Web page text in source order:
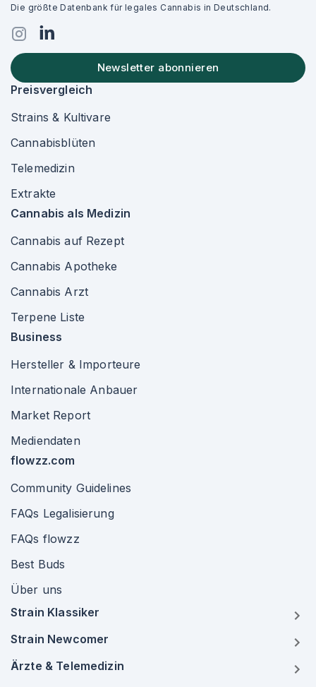
Die größte Datenbank für legales Cannabis in Deutschland.
Newsletter abonnieren
Preisvergleich
Strains & Kultivare
Cannabisblüten
Telemedizin
Extrakte
Cannabis als Medizin
Cannabis auf Rezept
Cannabis Apotheke
Cannabis Arzt
Terpene Liste
Business
Hersteller & Importeure
Internationale Anbauer
Market Report
Mediendaten
flowzz.com
Community Guidelines
FAQs Legalisierung
FAQs flowzz
Best Buds
Über uns
Strain Klassiker
Strain Newcomer
Ärzte & Telemedizin